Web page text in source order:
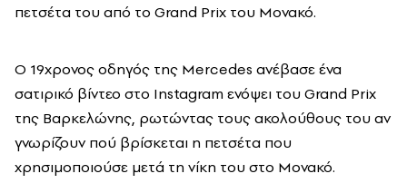
πετσέτα του από το Grand Prix του Μονακό.
Ο 19χρονος οδηγός της Mercedes ανέβασε ένα
σατιρικό βίντεο στο Instagram ενόψει του Grand Prix
της Βαρκελώνης, ρωτώντας τους ακολούθους του αν
γνωρίζουν πού βρίσκεται η πετσέτα που
χρησιμοποιούσε μετά τη νίκη του στο Μονακό.